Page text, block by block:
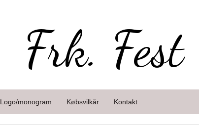
Frk. Fest
Logo/monogram Købsvilkår Kontakt